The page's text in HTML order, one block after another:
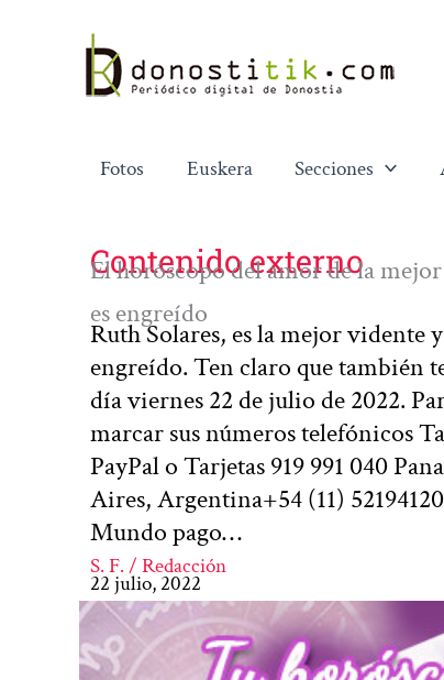
contenido
Fotos Euskera Secciones
Contenido externo
El horóscopo del amor de la
es engreído
Ruth Solares, es la mejor vidente
engreído. Ten claro que también
día viernes 22 de julio de 2022.
marcar sus números telefónicos
PayPal o Tarjetas 919 991 040
Aires, Argentina+54 (11)
Mundo pago…
S. F. / Redacción
22 julio, 2022